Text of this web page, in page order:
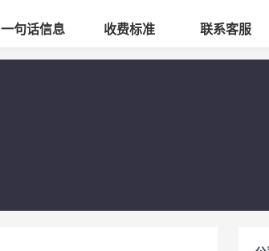
一句话信息 收费标准 联系客服